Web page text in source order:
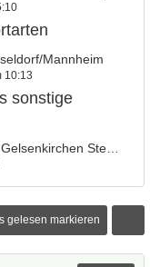
Mannheim
10:13
sonstige
Stehplatz
gelesen markieren